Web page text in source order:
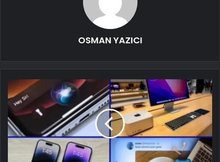
OSMAN YAZICI